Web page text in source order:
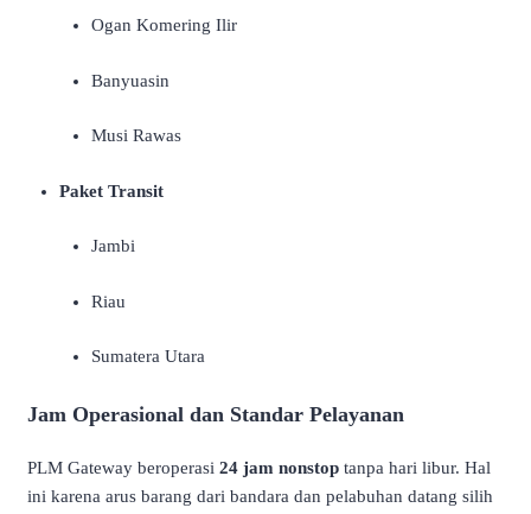
Ogan Komering Ilir
Banyuasin
Musi Rawas
Paket Transit
Jambi
Riau
Sumatera Utara
Jam Operasional dan Standar Pelayanan
PLM Gateway beroperasi 24 jam nonstop tanpa hari libur. Hal
ini karena arus barang dari bandara dan pelabuhan datang silih